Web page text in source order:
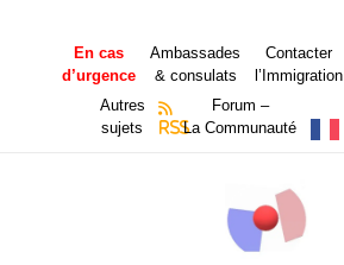
contenu
En cas
d’urgence
Ambassades
& consulats
Contacter
l’Immigration
Autres
sujets
RSS
Forum –
La Communauté